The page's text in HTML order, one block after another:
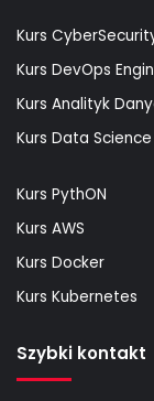
Kurs
Kurs DevOps
Kurs Analityk
Kurs Data Science
Kurs PythON
Kurs AWS
Kurs Docker
Kurs Kubernetes
Szybki kontakt